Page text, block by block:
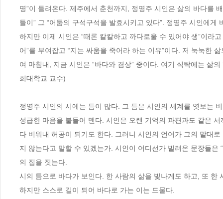
명”이 들려온다. 제주에서 춘천까지, 정영주 시인은 삶의 바다를
들이” 그 “어둠의 구석구석을 발효시키고 있다”. 정영주 시인에
하지만 이제 시인은 “때론 칼칼하고 까다로울 수 있어야 생”이라
어”를 부여잡고 “지는 싸움을 죽어라 하는 이유”이다. 저 눅눅한
여 마침내, 지금 시인은 “바다와 겸상” 중이다. 여기 식탁에는 삶
희대학교 교수)
정영주 시인의 시에는 틈이 많다. 그 틈은 시인의 세계를 엿보는
성급한 마음을 붙들어 맨다. 시인은 오랜 기억의 파편과도 같은
다 비워내 허공이 되기도 한다. 그러니 시인의 언어가 그의 말대
지 않는다고 말할 수 있겠는가. 시인이 어디선가 빌려온 문장들
의 집을 짓는다.
시의 틈으로 바다가 보인다. 한 사람의 삶을 빛나게도 하고, 또
하지만 스스로 길이 되어 바다로 가는 이는 드물다.